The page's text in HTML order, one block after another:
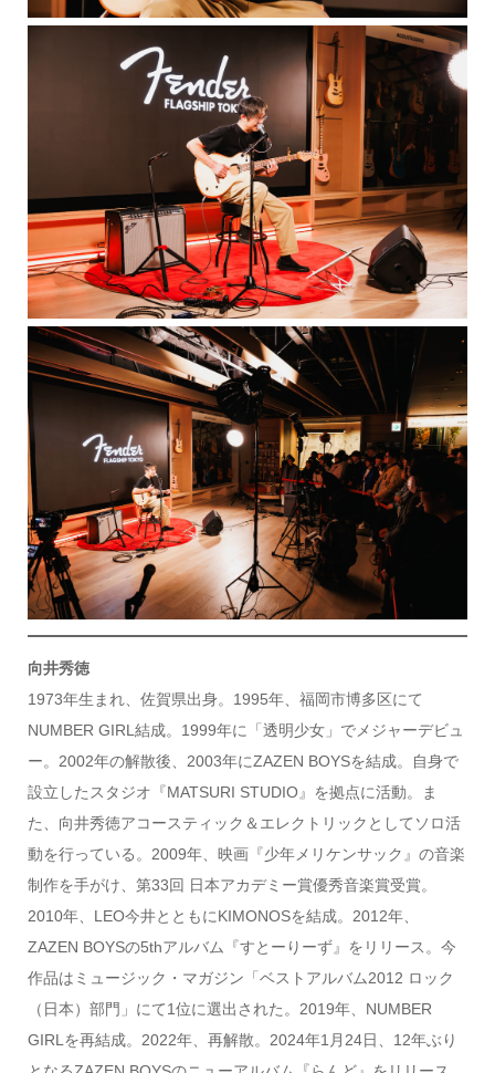
向井秀徳
1973年生まれ、佐賀県出身。1995年、福岡市博多区にて
NUMBER GIRL結成。1999年に「透明少女」でメジャーデビュ
ー。2002年の解散後、2003年にZAZEN BOYSを結成。自身で
設立したスタジオ『MATSURI STUDIO』を拠点に活動。ま
た、向井秀徳アコースティック＆エレクトリックとしてソロ活
動を行っている。2009年、映画『少年メリケンサック』の音楽
制作を手がけ、第33回 日本アカデミー賞優秀音楽賞受賞。
2010年、LEO今井とともにKIMONOSを結成。2012年、
ZAZEN BOYSの5thアルバム『すとーりーず』をリリース。今
作品はミュージック・マガジン「ベストアルバム2012 ロック
（日本）部門」にて1位に選出された。2019年、NUMBER
GIRLを再結成。2022年、再解散。2024年1月24日、12年ぶり